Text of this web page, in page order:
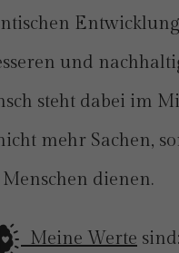
und
steht dabei im
mehr Sachen,
Menschen dienen.
Meine Werte sind: